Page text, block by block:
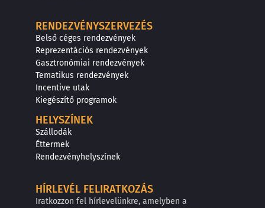
RENDEZVÉNYSZERVEZÉS
Belső céges rendezvények
Reprezentációs rendezvények
Gasztronómiai rendezvények
Tematikus rendezvények
Incentive utak
Kiegészítő programok
HELYSZÍNEK
Szállodák
Éttermek
Rendezvényhelyszínek
HÍRLEVÉL FELIRATKOZÁS
Iratkozzon fel hírlevelünkre, amelyben a